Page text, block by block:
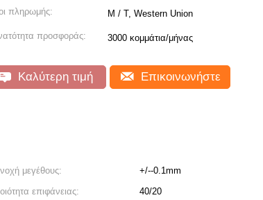
πληρωμής: Μ / Τ, Western Union
προσφοράς: 3000 κομμάτια/μήνας
Καλύτερη τιμή Επικοινωνήστε
μεγέθους:
+/--0.1mm
επιφάνειας:
40/20